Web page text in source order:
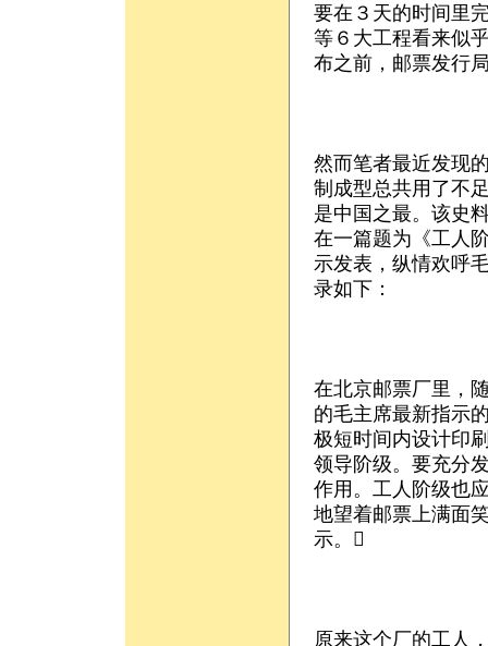
要在３天的时间里
等６大工程看来似
布之前，邮票发行
然而笔者最近发现
制成型总共用了不
是中国之最。该史
在一篇题为《工人
示发表，纵情欢呼
录如下：
在北京邮票厂里，
的毛主席最新指示
极短时间内设计印
领导阶级。要充分
作用。工人阶级也
地望着邮票上满面
示。
原来这个厂的工人